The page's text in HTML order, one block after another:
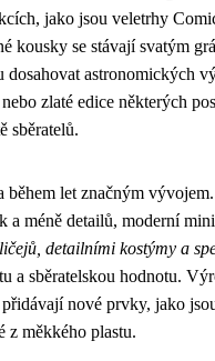
jako jsou veletrhy
kousky se stávají svatým
dosahovat astronomických
zlaté edice některých
sběratelů.
let značným
a méně detailů, moderní
detailními kostýmy a
a sběratelskou hodnotu.
nové prvky, jako
z měkkého plastu.